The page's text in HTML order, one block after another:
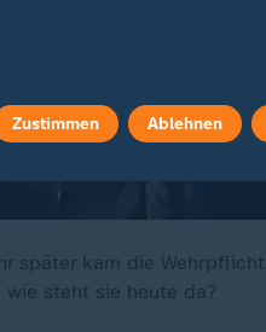
später kam die
steht sie heute da?
Zustimmen Ablehnen